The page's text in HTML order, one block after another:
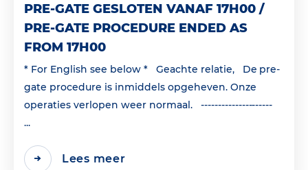
PRE-GATE GESLOTEN VANAF 17H00 /
PRE-GATE PROCEDURE ENDED AS
FROM 17H00
* For English see below * Geachte relatie, De pre-
gate procedure is inmiddels opgeheven. Onze
operaties verlopen weer normaal. ---------------------
...
Lees meer